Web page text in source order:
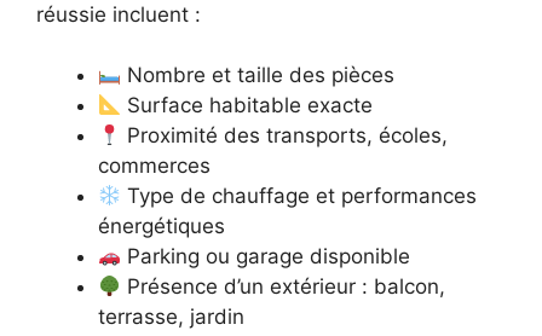
réussie incluent :
Nombre et taille des pièces
Surface habitable exacte
Proximité des transports, écoles,
commerces
Type de chauffage et performances
énergétiques
Parking ou garage disponible
Présence d’un extérieur : balcon,
terrasse, jardin